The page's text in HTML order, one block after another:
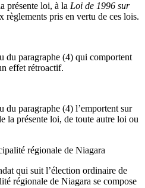
présente loi, à la Loi de 1996 sur
règlements pris en vertu de ces lois.
du paragraphe (4) qui comportent
effet rétroactif.
paragraphe (4) l’emportent sur
la présente loi, de toute autre loi ou
régionale de Niagara
qui suit l’élection ordinaire de
régionale de Niagara se compose